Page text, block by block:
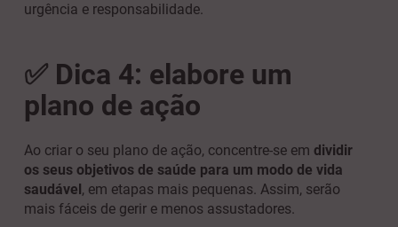
urgência e responsabilidade.
✅ Dica 4: elabore um
plano de ação
Ao criar o seu plano de ação, concentre-se em dividir
os seus objetivos de saúde para um modo de vida
saudável , em etapas mais pequenas. Assim, serão
mais fáceis de gerir e menos assustadores.